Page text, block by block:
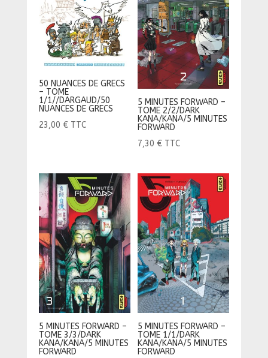
50 NUANCES DE GRECS
– TOME
1/1//DARGAUD/50
NUANCES DE GRECS
23,00 € TTC
5 MINUTES FORWARD –
TOME 2/2/DARK
KANA/KANA/5 MINUTES
FORWARD
7,30 € TTC
5 MINUTES FORWARD –
TOME 3/3/DARK
KANA/KANA/5 MINUTES
FORWARD
5 MINUTES FORWARD –
TOME 1/1/DARK
KANA/KANA/5 MINUTES
FORWARD